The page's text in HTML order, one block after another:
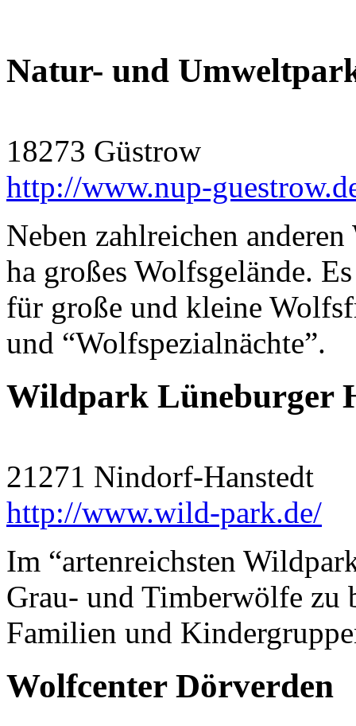
Natur- und
18273 Güstrow
http://www.nup-
Neben zahlreichen
ha großes Wolfsgelände.
für große und kleine
und “Wolfspezialnächte”.
Wildpark Lüneburger
21271 Nindorf-Hanstedt
http://www.wild-park.de/
Im “artenreichsten
Grau- und Timberwölfe zu
Familien und
Wolfcenter Dörverden